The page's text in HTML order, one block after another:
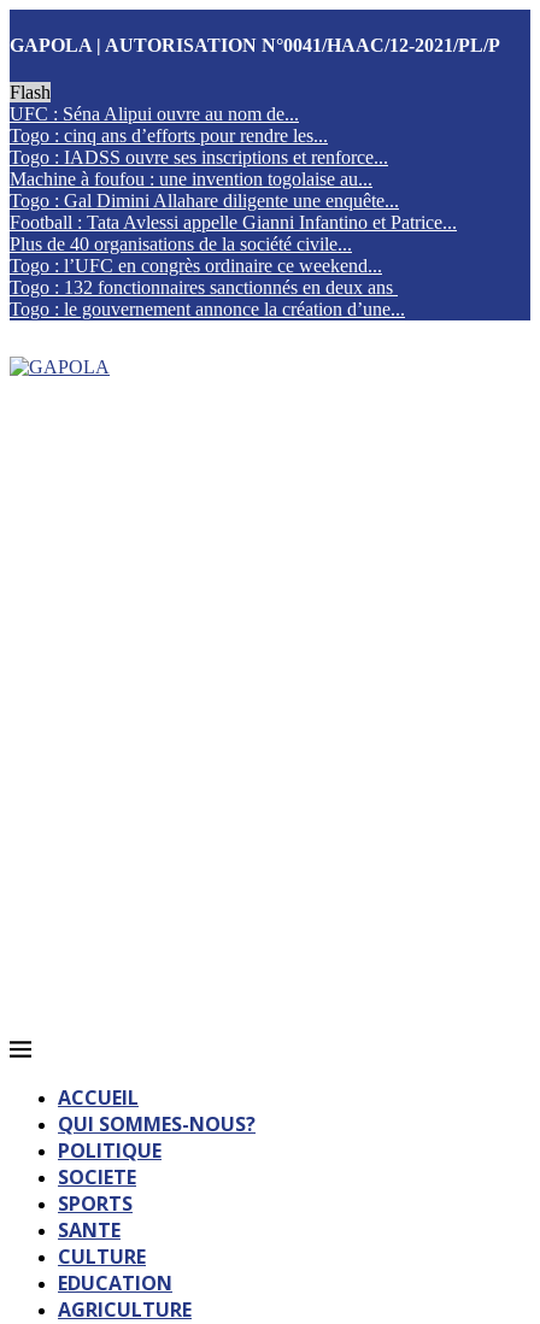
GAPOLA | AUTORISATION N°0041/HAAC/12-2021/PL/P
Flash
UFC : Séna Alipui ouvre au nom de...
Togo : cinq ans d’efforts pour rendre les...
Togo : IADSS ouvre ses inscriptions et renforce...
Machine à foufou : une invention togolaise au...
Togo : Gal Dimini Allahare diligente une enquête...
Football : Tata Avlessi appelle Gianni Infantino et Patrice...
Plus de 40 organisations de la société civile...
Togo : l’UFC en congrès ordinaire ce weekend...
Togo : 132 fonctionnaires sanctionnés en deux ans
Togo : le gouvernement annonce la création d’une...
ACCUEIL
QUI SOMMES-NOUS?
POLITIQUE
SOCIETE
SPORTS
SANTE
CULTURE
EDUCATION
AGRICULTURE